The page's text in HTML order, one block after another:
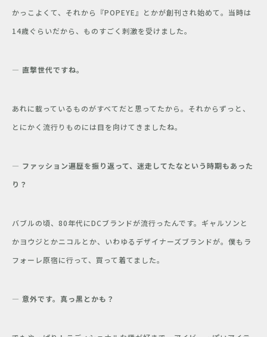
かっこよくて、それから『POPEYE』とかが創刊され始めて。当時は
14歳ぐらいだから、ものすごく刺激を受けました。
― 直撃世代ですね。
あれに載っているものがすべてだと思ってたから。それからずっと、
とにかく流行りものには目を向けてきましたね。
― ファッション遍歴を振り返って、迷走してたなという時期もあった
り？
バブルの頃、80年代にDCブランドが流行ったんです。ギャルソンと
かヨウジとかニコルとか、いわゆるデザイナーズブランドが。僕もラ
フォーレ原宿に行って、買って着てました。
― 意外です。真っ黒とかも？